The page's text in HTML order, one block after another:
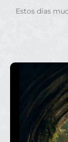
Estos días